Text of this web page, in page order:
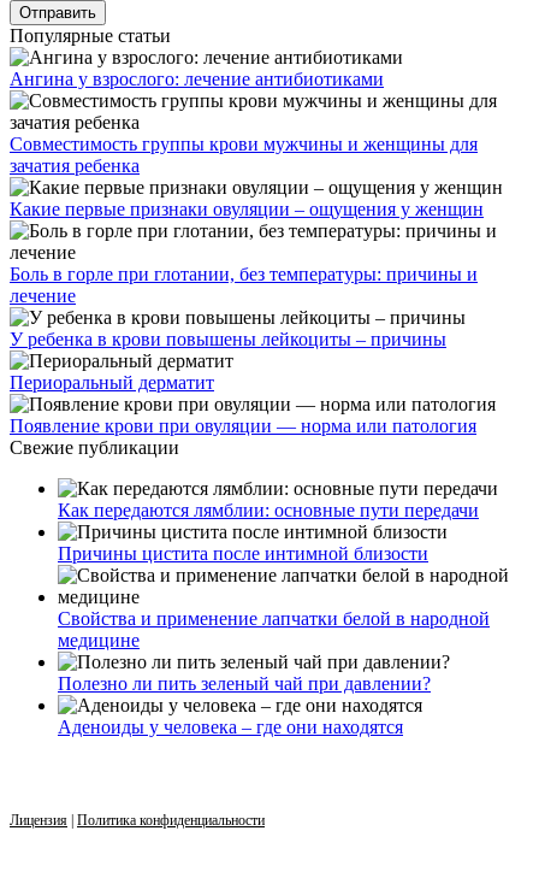
Популярные статьи
Ангина у взрослого: лечение антибиотиками
Совместимость группы крови мужчины и женщины для
зачатия ребенка
Какие первые признаки овуляции – ощущения у женщин
Боль в горле при глотании, без температуры: причины и
лечение
У ребенка в крови повышены лейкоциты – причины
Периоральный дерматит
Появление крови при овуляции — норма или патология
Свежие публикации
Как передаются лямблии: основные пути передачи
Причины цистита после интимной близости
Свойства и применение лапчатки белой в народной
медицине
Полезно ли пить зеленый чай при давлении?
Аденоиды у человека – где они находятся
Лицензия Политика конфиденциальности